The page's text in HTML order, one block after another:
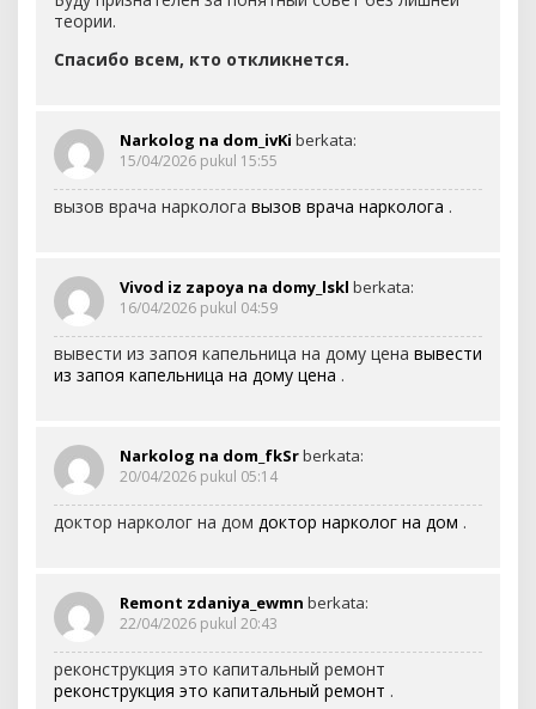
теории.
Спасибо всем, кто откликнется.
Narkolog na dom_ivKi berkata:
15/04/2026 pukul 15:55
вызов врача нарколога вызов врача нарколога .
Vivod iz zapoya na domy_lskl berkata:
16/04/2026 pukul 04:59
вывести из запоя капельница на дому цена вывести
из запоя капельница на дому цена .
Narkolog na dom_fkSrberkata:
20/04/2026 pukul 05:14
доктор нарколог на дом доктор нарколог на дом .
Remont zdaniya_ewmn berkata:
22/04/2026 pukul 20:43
реконструкция это капитальный ремонт
реконструкция это капитальный ремонт .